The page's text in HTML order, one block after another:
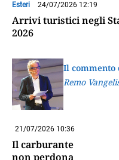
Esteri 24/07/2026 12:19
Arrivi turistici negli
2026
Il
Remo
21/07/2026 10:36
Il carburante
non perdona